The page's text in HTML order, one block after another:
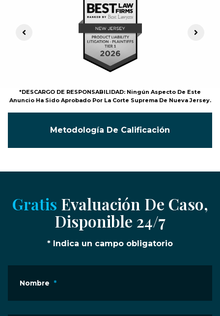
Previous Slide Next
*DESCARGO DE RESPONSABILIDAD: Ningún Aspecto De Este
Anuncio Ha Sido Aprobado Por La Corte Suprema De Nueva Jersey.
Metodología De Calificación
Gratis Evaluación De Caso,
Disponible 24/7
* Indica un campo obligatorio
Nombre *